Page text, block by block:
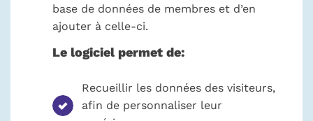
base de données de membres et d’en
ajouter à celle-ci.
Le logiciel permet de:
Recueillir les données des visiteurs,
afin de personnaliser leur